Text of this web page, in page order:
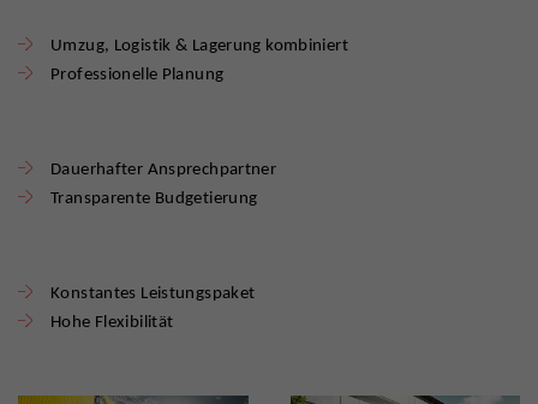
Umzug, Logistik & Lagerung kombiniert
Professionelle Planung
Dauerhafter Ansprechpartner
Transparente Budgetierung
Konstantes Leistungspaket
Hohe Flexibilität